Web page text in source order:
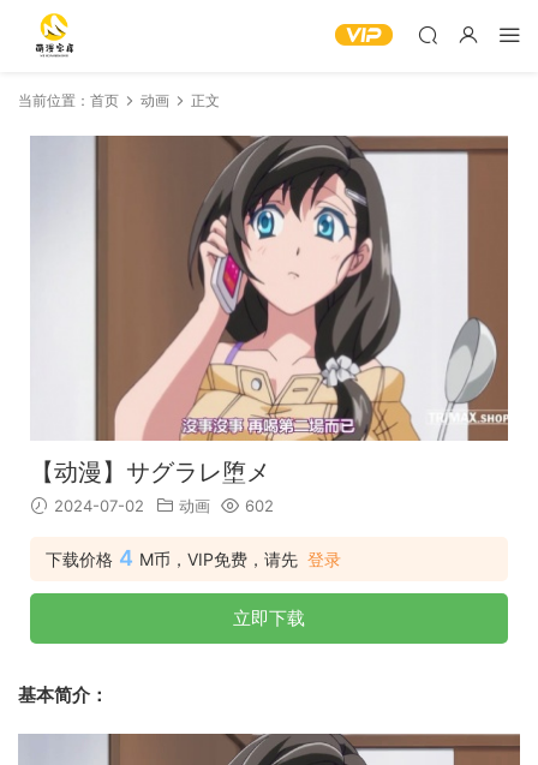
当前位置： 首页 动画 正文
【动漫】サグラレ堕メ
2024-07-02 动画 602
下载价格 4 M币，VIP免费，请先 登录
立即下载
基本简介：